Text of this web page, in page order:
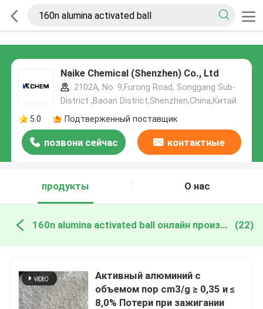
Naike Chemical (Shenzhen) Co., Ltd
2102A, No. 9,Furong Road, Songgang Sub-
District ,Baoan District,Shenzhen,China,Китай
5.0
Подтверженный поставщик
позвони сейчас контактные
продукты
О нас
160n alumina activated ball онлайн производство (22)
Активный алюминий с
объемом пор cm3/g ≥ 0,35 и ≤
8,0% Потери при зажигании